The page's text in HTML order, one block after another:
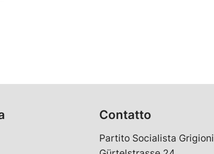
Contatto
Partito Socialista Grigioni